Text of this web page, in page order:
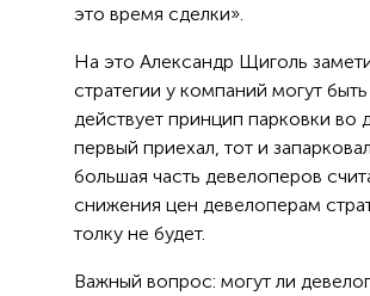
это время сделки».
На это Александр Щиголь
стратегии у компаний могут
действует принцип парковки во
первый приехал, тот и
большая часть девелоперов
снижения цен девелоперам
толку не будет.
Важный вопрос: могут ли